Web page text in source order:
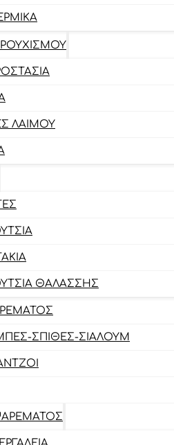
ΛΑΊΜΟΥ
ΘΑΛΆΣΣΗΣ
ΣΠΊΘΕΣ-ΣΊΑΛΟΥΜ